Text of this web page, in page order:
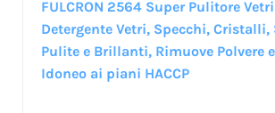
FULCRON 2564 Super Pulitore
Detergente Vetri, Specchi,
Pulite e Brillanti, Rimuove Polvere
Idoneo ai piani HACCP